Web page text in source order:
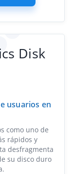
Disk
usuarios en
como uno de
rápidos y
desfragmenta
su disco duro